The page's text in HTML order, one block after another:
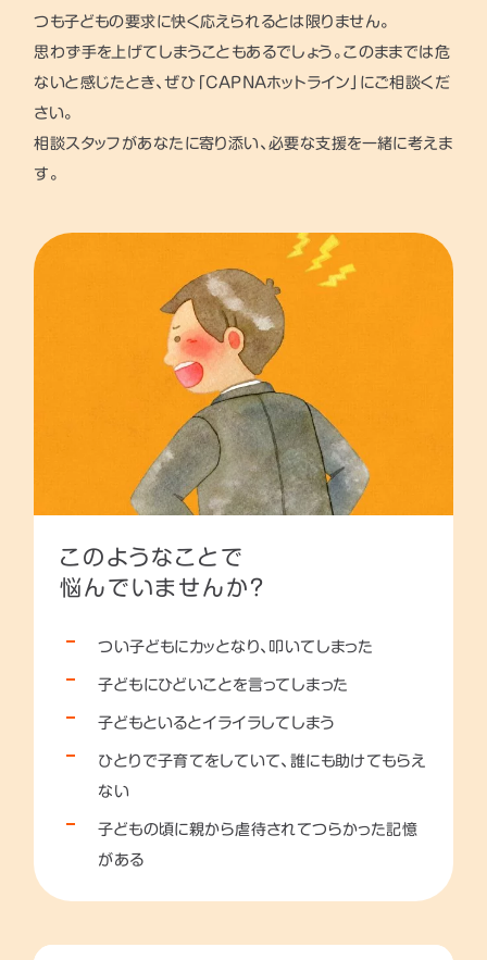
つも子どもの要求に快く応えられるとは限りません。
思わず手を上げてしまうこともあるでしょう。このままでは危
ないと感じたとき、ぜひ「CAPNAホットライン」にご相談くだ
さい。
相談スタッフがあなたに寄り添い、必要な支援を一緒に考えま
す。
このようなことで
悩んでいませんか？
つい子どもにカッとなり、叩いてしまった
子どもにひどいことを言ってしまった
子どもといるとイライラしてしまう
ひとりで子育てをしていて、誰にも助けてもらえ
ない
子どもの頃に親から虐待されてつらかった記憶
がある